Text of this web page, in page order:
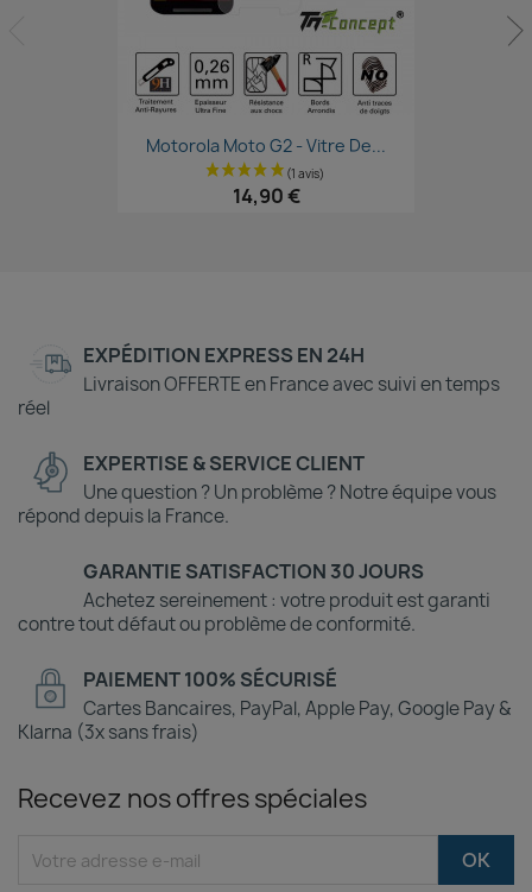
Aperçu rapide
Motorola Moto G2 - Vitre De...
14,90 €
EXPÉDITION EXPRESS EN 24H
Livraison OFFERTE en France avec suivi en temps
réel
EXPERTISE & SERVICE CLIENT
Une question ? Un problème ? Notre équipe vous
répond depuis la France.
GARANTIE SATISFACTION 30 JOURS
Achetez sereinement : votre produit est garanti
contre tout défaut ou problème de conformité.
PAIEMENT 100% SÉCURISÉ
Cartes Bancaires, PayPal, Apple Pay, Google Pay &
Klarna (3x sans frais)
Recevez nos offres spéciales